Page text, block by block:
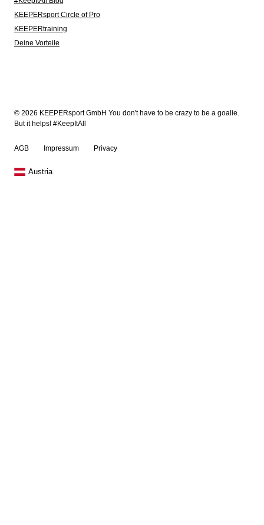
KEEPERsport Circle of Pro
KEEPERtraining
Deine Vorteile
© 2026 KEEPERsport GmbH You don't have to be crazy to be a goalie.
But it helps! #KeepItAll
AGB Impressum Privacy
Austria